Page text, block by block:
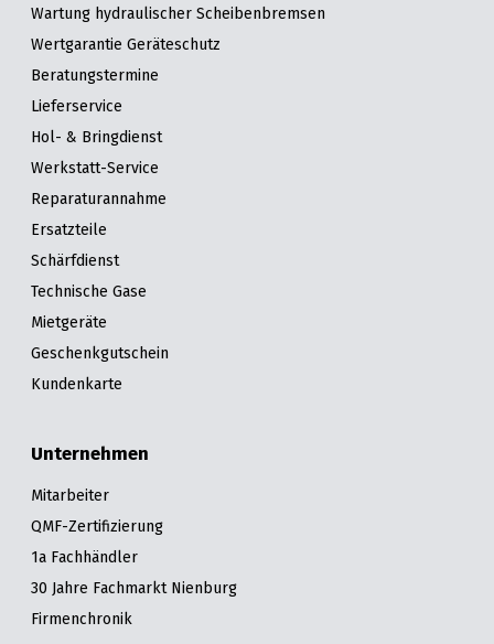
Wartung hydraulischer Scheibenbremsen
Wertgarantie Geräteschutz
Beratungstermine
Lieferservice
Hol- & Bringdienst
Werkstatt-Service
Reparaturannahme
Ersatzteile
Schärfdienst
Technische Gase
Mietgeräte
Geschenkgutschein
Kundenkarte
Unternehmen
Mitarbeiter
QMF-Zertifizierung
1a Fachhändler
30 Jahre Fachmarkt Nienburg
Firmenchronik